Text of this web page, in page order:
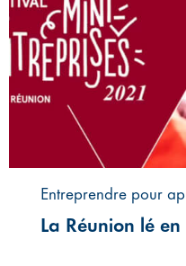
Entreprendre pour
La Réunion lé en